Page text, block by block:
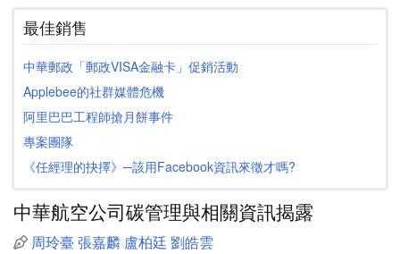
最佳銷售
中華郵政「郵政VISA金融卡」促銷活動
Applebee的社群媒體危機
阿里巴巴工程師搶月餅事件
專案團隊
《任經理的抉擇》─該用Facebook資訊來徵才嗎?
中華航空公司碳管理與相關資訊揭露
周玲臺 張嘉麟 盧柏廷 劉皓雲